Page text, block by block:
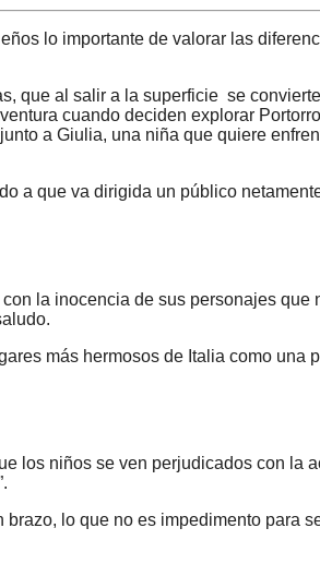
lo importante de valorar las
que al salir a la superficie se
cuando deciden explorar
a Giulia, una niña que quiere
a que va dirigida un público
la inocencia de sus personajes que
más hermosos de Italia como una
los niños se ven perjudicados con la
lo que no es impedimento para